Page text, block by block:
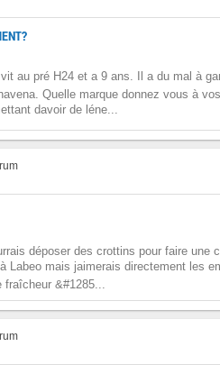
au pré H24 et a 9 ans. Il a du mal à
Quelle marque donnez vous à
davoir de léne...
déposer des crottins pour faire une
Labeo mais jaimerais directement les
&#1285...